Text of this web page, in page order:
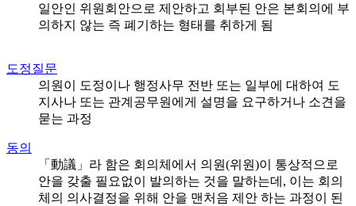
일안인 위원회안으로 제안하고 회부된 안은 본회의에 부
의하지 않는 즉 폐기하는 형태를 취하게 됨
도정질문
의원이 도정이나 행정사무 전반 또는 일부에 대하여 도
지사나 또는 관계공무원에게 설명을 요구하거나 소견을
묻는 과정
동의
「動議」라 함은 회의체에서 의원(위원)이 통상적으로
안을 갖출 필요없이 발의하는 것을 말하는데, 이는 회의
체의 의사결정을 위해 안을 맨처음 제안 하는 과정이 된